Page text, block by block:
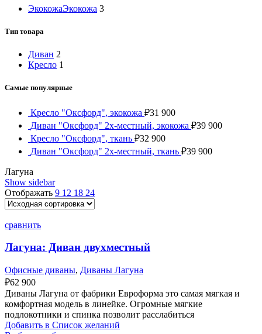
ЭкокожаЭкокожа 3
Тип товара
Диван 2
Кресло 1
Самые популярные
Кресло "Оксфорд", экокожа ₽31 900
Диван "Оксфорд" 2х-местный, экокожа ₽39 900
Кресло "Оксфорд", ткань ₽32 900
Диван "Оксфорд" 2х-местный, ткань ₽39 900
Лагуна
Show sidebar
Отображать 9 12 18 24
сравнить
Лагуна: Диван двухместный
Офисные диваны, Диваны Лагуна
₽62 900
Диваны Лагуна от фабрики Евроформа это самая мягкая и
комфортная модель в линейке. Огромные мягкие
подлокотники и спинка позволит расслабиться
Добавить в Список желаний